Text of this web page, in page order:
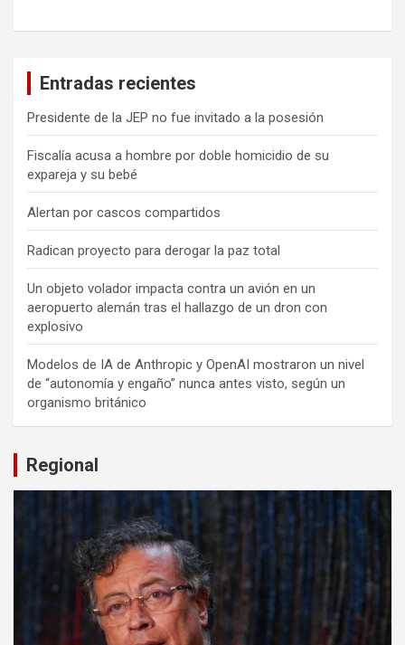
Entradas recientes
Presidente de la JEP no fue invitado a la posesión
Fiscalía acusa a hombre por doble homicidio de su
expareja y su bebé
Alertan por cascos compartidos
Radican proyecto para derogar la paz total
Un objeto volador impacta contra un avión en un
aeropuerto alemán tras el hallazgo de un dron con
explosivo
Modelos de IA de Anthropic y OpenAI mostraron un nivel
de “autonomía y engaño” nunca antes visto, según un
organismo británico
Regional